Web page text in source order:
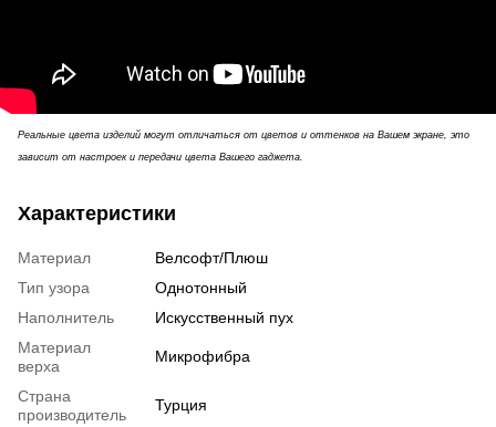
Реальные цвета изделий могут отличаться от цветов и оттенков на Вашем экране, это
зависит от настроек и передачи цвета Вашего гаджета.
Характеристики
Материал
Велсофт/Плюш
Тип узора
Однотонный
Наполнитель
Искусственный пух
Материал
верха
Микрофибра
Страна
производитель
Турция